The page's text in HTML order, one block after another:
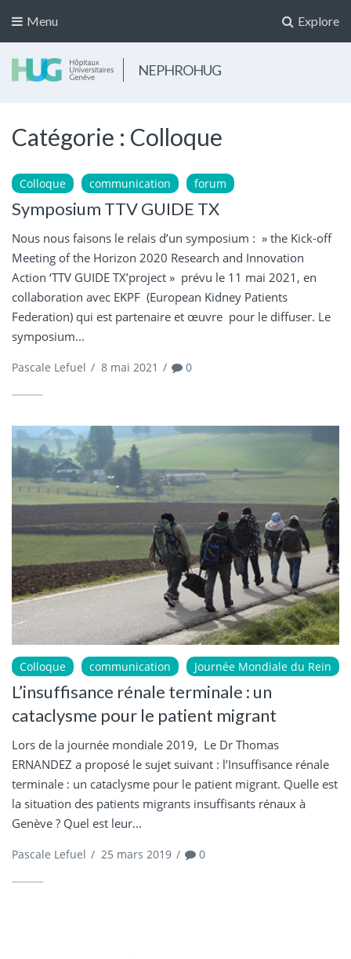
Explore
Menu
NEPHROHUG
Catégorie : Colloque
Colloque communication forum
Symposium TTV GUIDE TX
Nous nous faisons le relais d’un symposium : » the Kick-off
Meeting of the Horizon 2020 Research and Innovation
Action ‘TTV GUIDE TX’project » prévu le 11 mai 2021, en
collaboration avec EKPF (European Kidney Patients
Federation) qui est partenaire et œuvre pour le diffuser. Le
symposium...
Pascale Lefuel / 8 mai 2021 / 0
Colloque communication Journée Mondiale du Rein
L’insuffisance rénale terminale : un
cataclysme pour le patient migrant
Lors de la journée mondiale 2019, Le Dr Thomas
ERNANDEZ a proposé le sujet suivant : l’Insuffisance rénale
terminale : un cataclysme pour le patient migrant. Quelle est
la situation des patients migrants insuffisants rénaux à
Genève ? Quel est leur...
Pascale Lefuel / 25 mars 2019 / 0